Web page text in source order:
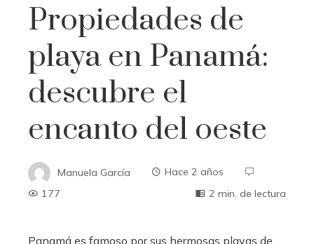
Propiedades de
playa en Panamá:
descubre el
encanto del oeste
Manuela García
Hace 2 años
177
2 min. de lectura
Panamá es famoso por sus hermosas playas de